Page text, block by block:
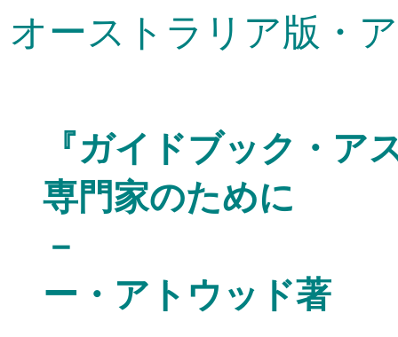
オーストラリア版・
『ガイドブック・ア
専門家のために
－
ー・アトウッド